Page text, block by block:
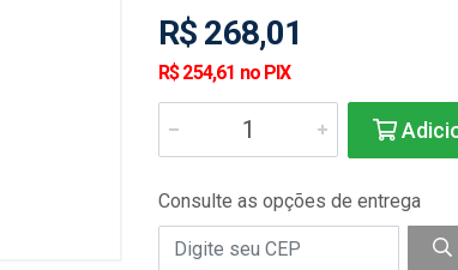
R$ 268,01
R$ 254,61 no PIX
Consulte as opções de entrega